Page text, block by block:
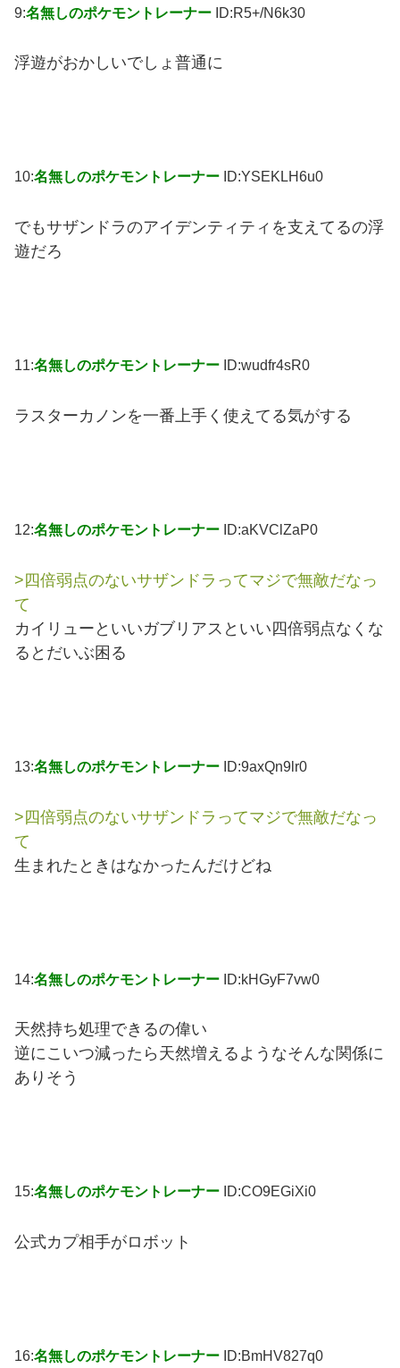
9:名無しのポケモントレーナー ID:R5+/N6k30
浮遊がおかしいでしょ普通に
10:名無しのポケモントレーナー ID:YSEKLH6u0
でもサザンドラのアイデンティティを支えてるの浮
遊だろ
11:名無しのポケモントレーナー ID:wudfr4sR0
ラスターカノンを一番上手く使えてる気がする
12:名無しのポケモントレーナー ID:aKVClZaP0
>四倍弱点のないサザンドラってマジで無敵だなっ
て
カイリューといいガブリアスといい四倍弱点なくな
るとだいぶ困る
13:名無しのポケモントレーナー ID:9axQn9lr0
>四倍弱点のないサザンドラってマジで無敵だなっ
て
生まれたときはなかったんだけどね
14:名無しのポケモントレーナー ID:kHGyF7vw0
天然持ち処理できるの偉い
逆にこいつ減ったら天然増えるようなそんな関係に
ありそう
15:名無しのポケモントレーナー ID:CO9EGiXi0
公式カプ相手がロボット
16:名無しのポケモントレーナー ID:BmHV827q0